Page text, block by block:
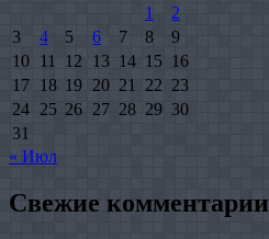
1
2
3
4 5 6 7 8
9
10 11 12 13 14 15 16
17 18 19 20 21 22 23
24 25 26 27 28 29 30
31
« Июл
Свежие комментарии